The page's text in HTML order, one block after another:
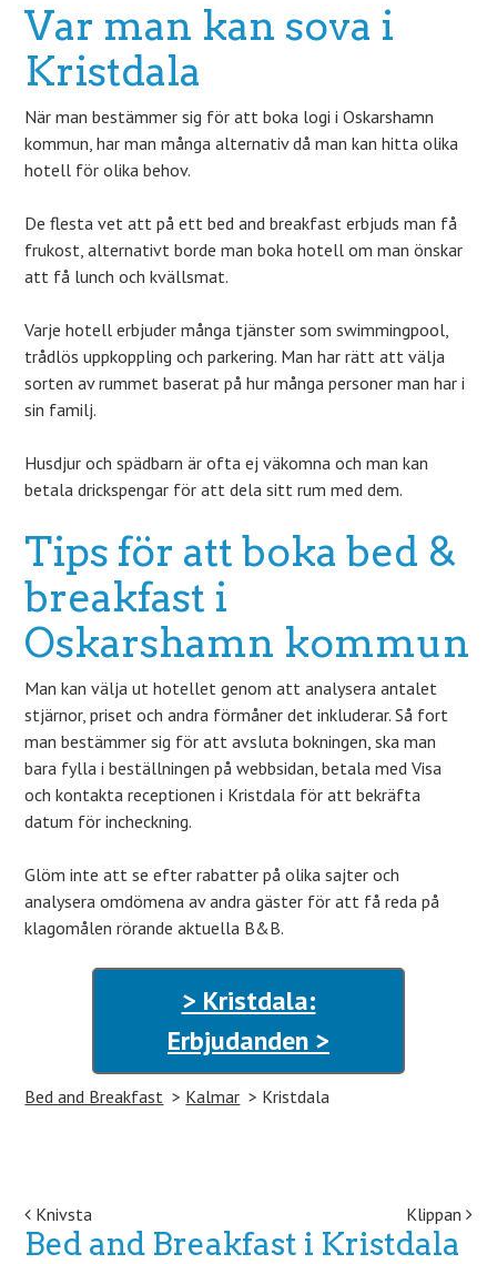
Var man kan sova i
Kristdala
När man bestämmer sig för att boka logi i Oskarshamn
kommun, har man många alternativ då man kan hitta olika
hotell för olika behov.
De flesta vet att på ett bed and breakfast erbjuds man få
frukost, alternativt borde man boka hotell om man önskar
att få lunch och kvällsmat.
Varje hotell erbjuder många tjänster som swimmingpool,
trådlös uppkoppling och parkering. Man har rätt att välja
sorten av rummet baserat på hur många personer man har i
sin familj.
Husdjur och spädbarn är ofta ej väkomna och man kan
betala drickspengar för att dela sitt rum med dem.
Tips för att boka bed &
breakfast i
Oskarshamn kommun
Man kan välja ut hotellet genom att analysera antalet
stjärnor, priset och andra förmåner det inkluderar. Så fort
man bestämmer sig för att avsluta bokningen, ska man
bara fylla i beställningen på webbsidan, betala med Visa
och kontakta receptionen i Kristdala för att bekräfta
datum för incheckning.
Glöm inte att se efter rabatter på olika sajter och
analysera omdömena av andra gäster för att få reda på
klagomålen rörande aktuella B&B.
> Kristdala:
Erbjudanden >
Bed and Breakfast Kalmar Kristdala
Post navigation
Knivsta Klippan
Bed and Breakfast i Kristdala